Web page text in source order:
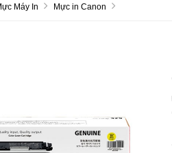
Máy In Mực in Canon